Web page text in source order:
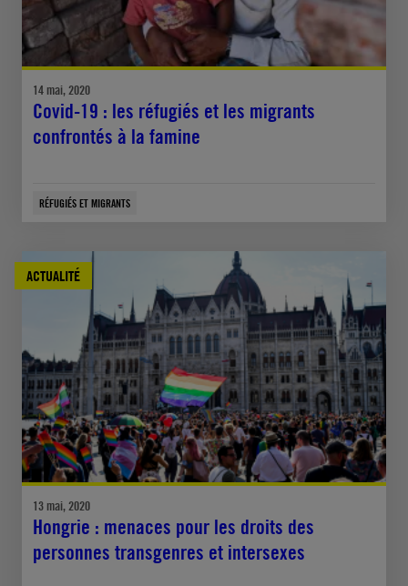
14 mai, 2020
Covid-19 : les réfugiés et les migrants
confrontés à la famine
RÉFUGIÉS ET MIGRANTS
ACTUALITÉ
13 mai, 2020
Hongrie : menaces pour les droits des
personnes transgenres et intersexes